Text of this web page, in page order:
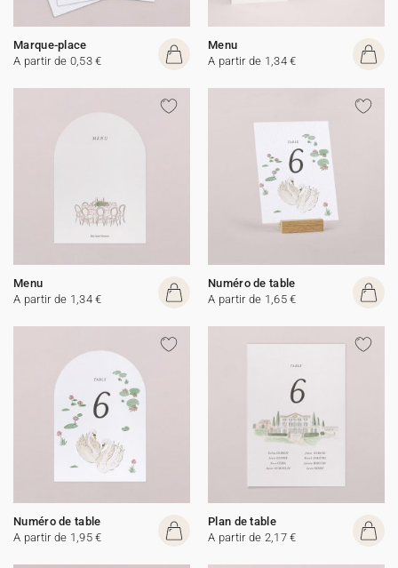
Marque-place
A partir de 0,53 €
Menu
A partir de 1,34 €
Menu
A partir de 1,34 €
Numéro de table
A partir de 1,65 €
Numéro de table
A partir de 1,95 €
Plan de table
A partir de 2,17 €